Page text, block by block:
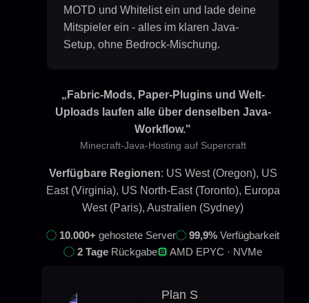
MOTD und Whitelist ein und lade deine
Mitspieler ein - alles im klaren Java-
Setup, ohne Bedrock-Mischung.
„Fabric-Mods, Paper-Plugins und Welt-
Uploads laufen alle über denselben Java-
Workflow."
Minecraft-Java-Hosting auf Supercraft
Verfügbare Regionen: US West (Oregon), US
East (Virginia), US North-East (Toronto), Europa
West (Paris), Australien (Sydney)
10.000+ gehostete Server 99,9% Verfügbarkeit
2 TageRückgabe AMD EPYC · NVMe
Plan S